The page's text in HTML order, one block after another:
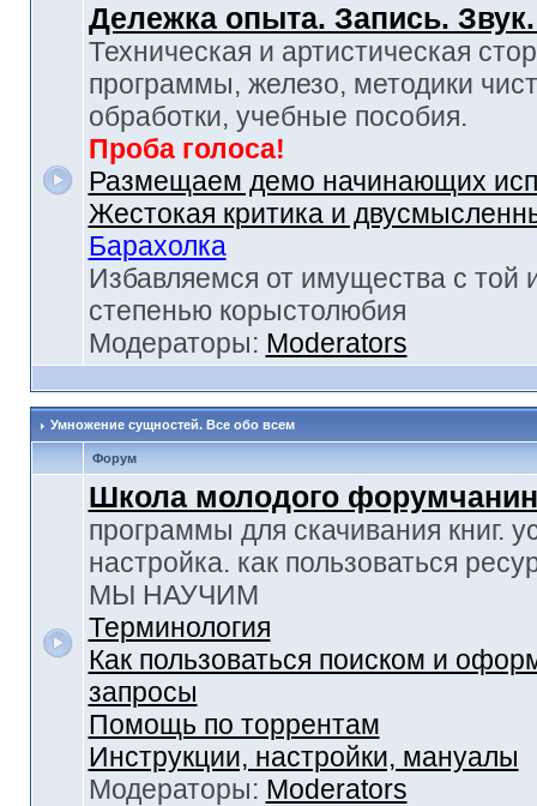
Дележка опыта. Запись.
Техническая и артистическая
программы, железо, методики
обработки, учебные пособия.
Проба голоса!
Размещаем демо начинающих
Жестокая критика и
Барахолка
Избавляемся от имущества с той
степенью корыстолюбия
Модераторы: Moderators
Умножение сущностей. Все обо всем
Форум
Школа молодого
программы для скачивания книг.
настройка. как пользоваться
МЫ НАУЧИМ
Терминология
Как пользоваться поиском и
запросы
Помощь по торрентам
Инструкции, настройки, мануалы
Модераторы: Moderators